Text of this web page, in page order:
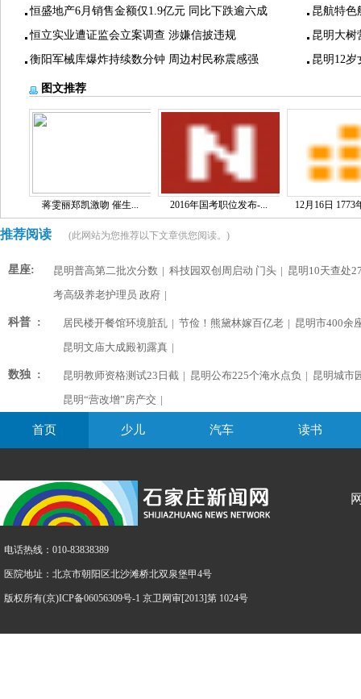
恒盛地产6月销售金额仅1.9亿元 同比下跌逾六成
恒立实业遭证监会立案调查 涉嫌信披违规
衡阳军械库爆炸持续数分钟 周边村民称震感强
昆航特色
昆明大树
昆明12
图文推荐
蒋雯丽郑凯激吻 催生... 2016年国考职位发布-... 12月16日 1773
推荐阅读 (此网站为您推荐以下文章供您阅读。)
星座: 昆明普高第二批次分数 | 科技园双创周启动 门头 | 昆明10天查处
考高级养老护理员 政府 |
科普 : 居民楼开餐馆环境脏乱 | 节俭！熊黛林嫁百亿老 | 昆明市400余
昆明文庙大成殿初露真 |
数独 : 昆明教师资格测试23日截 | 昆明公布225个淹水点负 | 昆明城市
昆明“营改增”房产交 |
首页 少儿 汽车 读书
电话热线：010-83838389
医院地址：北京市朝阳区北沙滩桥北双泉堡甲4号
版权所有(京)ICP备06056309号-1 京卫网审[2013]第 1024号